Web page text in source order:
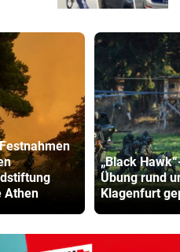
Athen
„Black
Übung rund
Klagenfurt